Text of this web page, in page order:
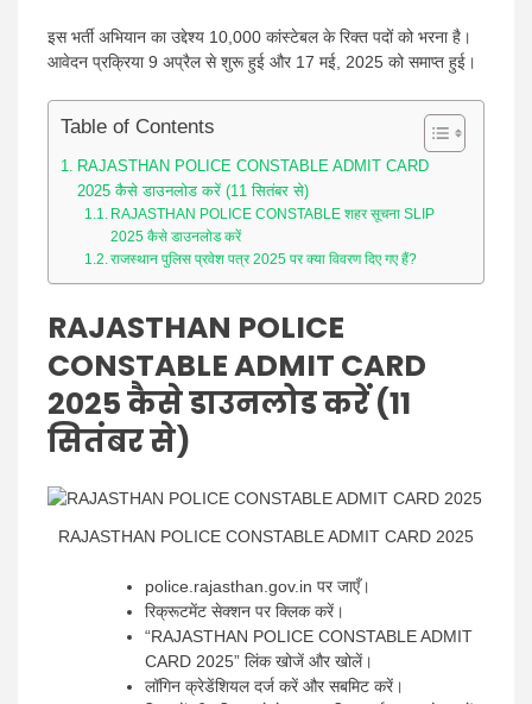
इस भर्ती अभियान का उद्देश्य 10,000 कांस्टेबल के रिक्त पदों को भरना है।
आवेदन प्रक्रिया 9 अप्रैल से शुरू हुई और 17 मई, 2025 को समाप्त हुई।
Table of Contents
RAJASTHAN POLICE CONSTABLE ADMIT CARD
2025 कैसे डाउनलोड करें (11 सितंबर से)
RAJASTHAN POLICE CONSTABLE शहर सूचना SLIP
2025 कैसे डाउनलोड करें
राजस्थान पुलिस प्रवेश पत्र 2025 पर क्या विवरण दिए गए हैं?
RAJASTHAN POLICE
CONSTABLE ADMIT CARD
2025 कैसे डाउनलोड करें (11
सितंबर से)
RAJASTHAN POLICE CONSTABLE ADMIT CARD 2025
police.rajasthan.gov.in पर जाएँ।
रिक्रूटमेंट सेक्शन पर क्लिक करें।
“RAJASTHAN POLICE CONSTABLE ADMIT
CARD 2025” लिंक खोजें और खोलें।
लॉगिन क्रेडेंशियल दर्ज करें और सबमिट करें।